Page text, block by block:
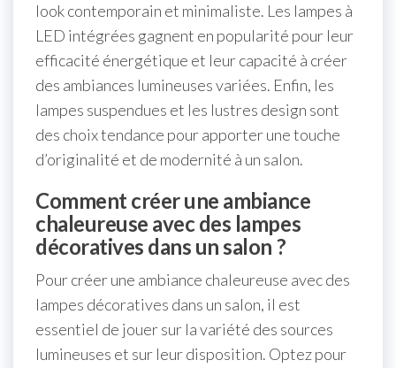
look contemporain et minimaliste. Les lampes à
LED intégrées gagnent en popularité pour leur
efficacité énergétique et leur capacité à créer
des ambiances lumineuses variées. Enfin, les
lampes suspendues et les lustres design sont
des choix tendance pour apporter une touche
d’originalité et de modernité à un salon.
Comment créer une ambiance
chaleureuse avec des lampes
décoratives dans un salon ?
Pour créer une ambiance chaleureuse avec des
lampes décoratives dans un salon, il est
essentiel de jouer sur la variété des sources
lumineuses et sur leur disposition. Optez pour